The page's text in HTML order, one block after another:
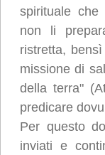
Loading...
spirituale che
non li
ristretta,
missione di
della terra"
predicare
Per questo
inviati e